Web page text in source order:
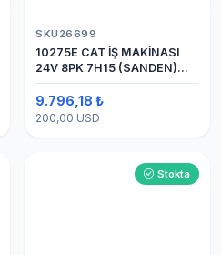
SKU26699
10275E CAT İŞ MAKİNASI
24V 8PK 7H15 (SANDEN)
BLOK SAPLAMALI KLİMA
KOMPRESÖRÜ
9.796,18 ₺
200,00 USD
Stokta